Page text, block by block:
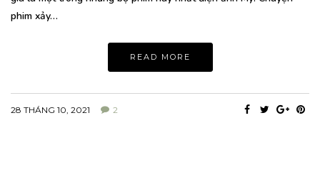
phim xảy…
READ MORE
28 THÁNG 10, 2021 2